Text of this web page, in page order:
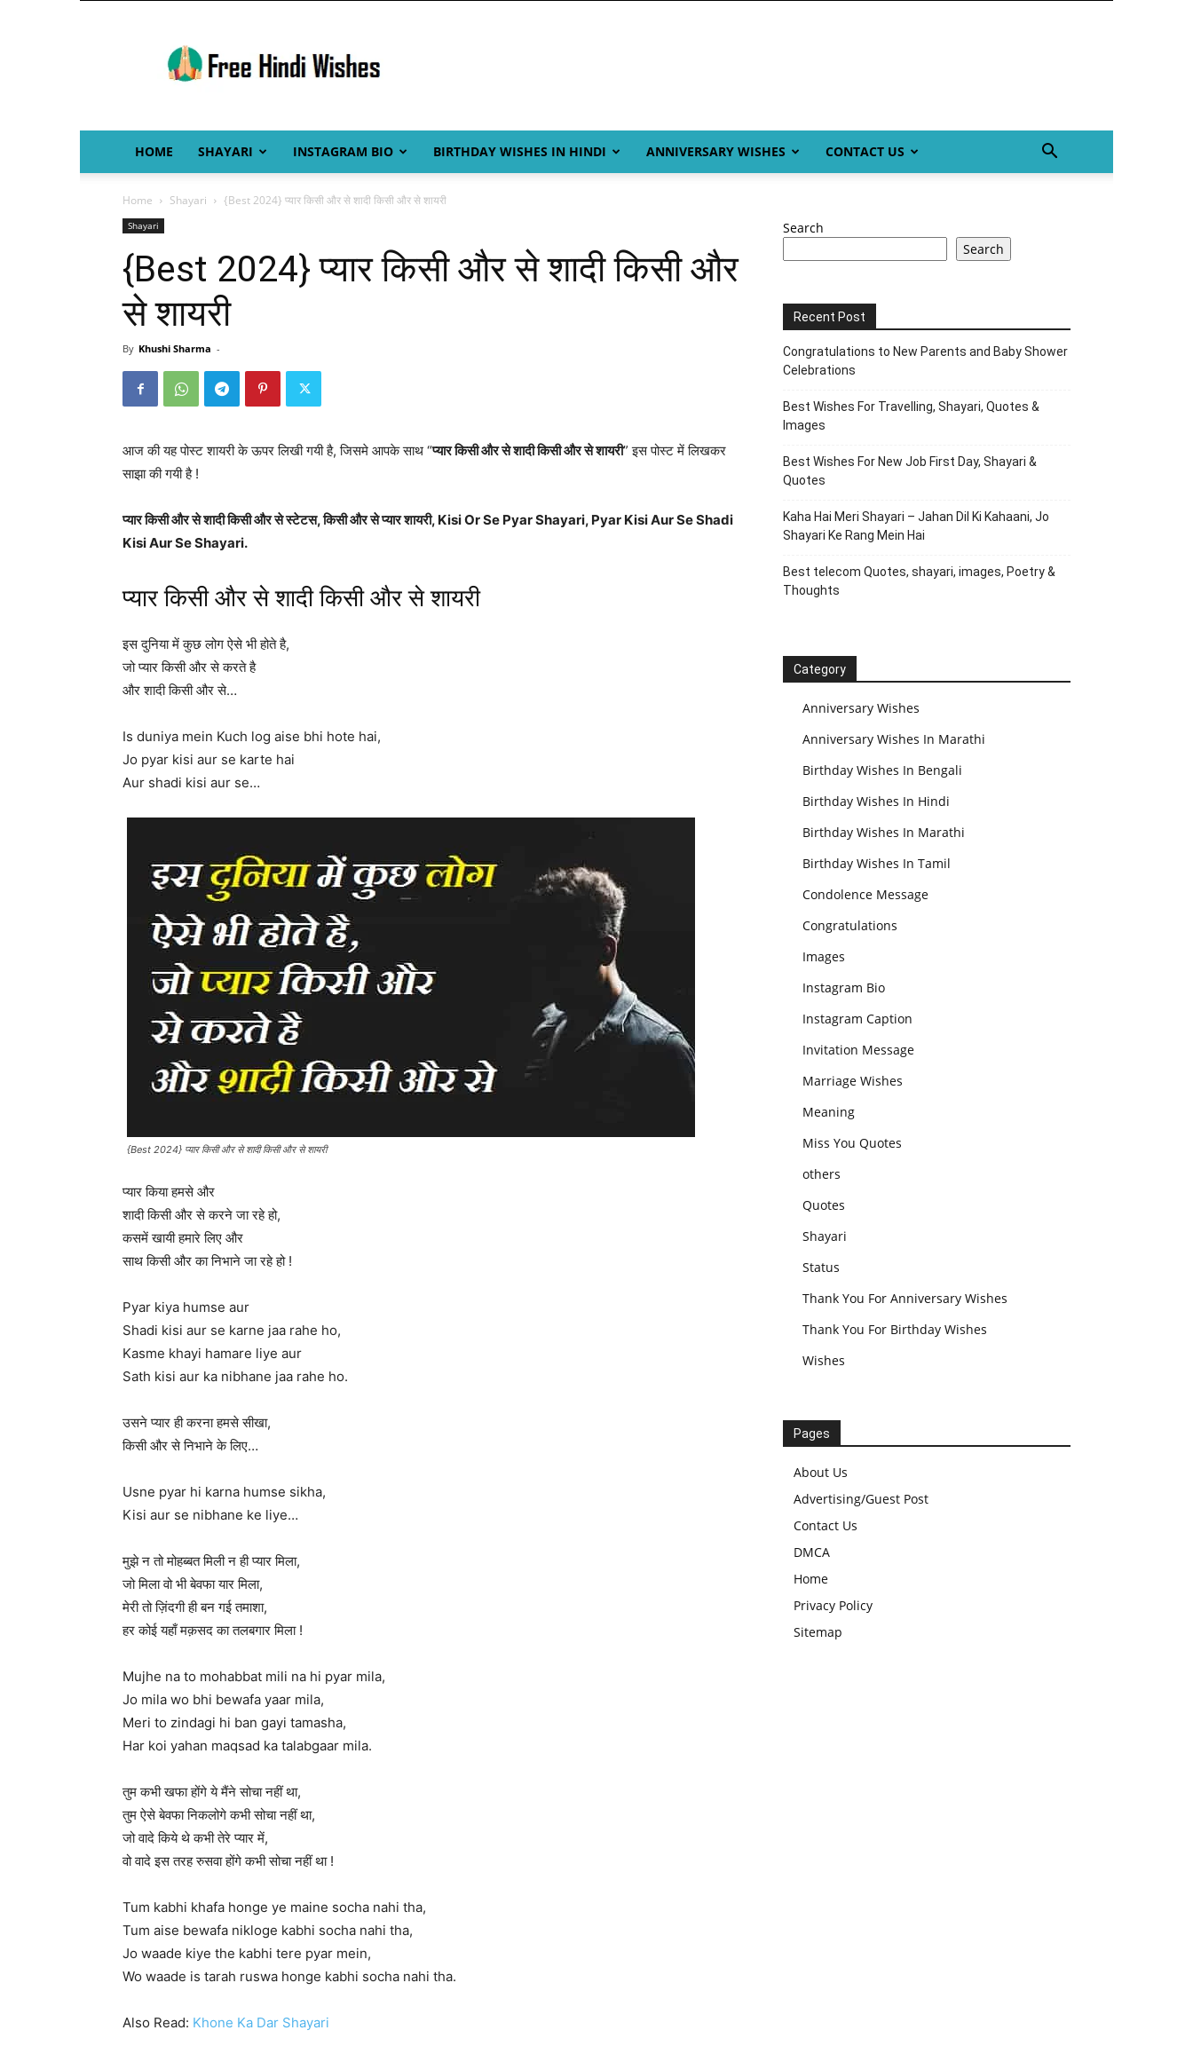
Hindi
Wishes
HOME SHAYARI INSTAGRAM BIO BIRTHDAY WISHES IN HINDI ANNIVERSARY WISHES CONTACT US
Home Shayari {Best 2024} प्यार किसी और से शादी किसी और से शायरी
Shayari
{Best 2024} प्यार किसी और से शादी किसी और
से शायरी
By Khushi Sharma -
आज की यह पोस्ट शायरी के ऊपर लिखी गयी है, जिसमे आपके साथ “प्यार किसी और से शादी किसी और से शायरी” इस पोस्ट में लिखकर
साझा की गयी है !
प्यार किसी और से शादी किसी और से स्टेटस, किसी और से प्यार शायरी, Kisi Or Se Pyar Shayari, Pyar Kisi Aur Se Shadi
Kisi Aur Se Shayari.
प्यार किसी और से शादी किसी और से शायरी
इस दुनिया में कुछ लोग ऐसे भी होते है,
जो प्यार किसी और से करते है
और शादी किसी और से…
Is duniya mein Kuch log aise bhi hote hai,
Jo pyar kisi aur se karte hai
Aur shadi kisi aur se…
{Best 2024} प्यार किसी और से शादी किसी और से शायरी
प्यार किया हमसे और
शादी किसी और से करने जा रहे हो,
कसमें खायी हमारे लिए और
साथ किसी और का निभाने जा रहे हो !
Pyar kiya humse aur
Shadi kisi aur se karne jaa rahe ho,
Kasme khayi hamare liye aur
Sath kisi aur ka nibhane jaa rahe ho.
उसने प्यार ही करना हमसे सीखा,
किसी और से निभाने के लिए…
Usne pyar hi karna humse sikha,
Kisi aur se nibhane ke liye…
मुझे न तो मोहब्बत मिली न ही प्यार मिला,
जो मिला वो भी बेवफा यार मिला,
मेरी तो ज़िंदगी ही बन गई तमाशा,
हर कोई यहाँ मक़सद का तलबगार मिला !
Mujhe na to mohabbat mili na hi pyar mila,
Jo mila wo bhi bewafa yaar mila,
Meri to zindagi hi ban gayi tamasha,
Har koi yahan maqsad ka talabgaar mila.
तुम कभी खफा होंगे ये मैंने सोचा नहीं था,
तुम ऐसे बेवफा निकलोगे कभी सोचा नहीं था,
जो वादे किये थे कभी तेरे प्यार में,
वो वादे इस तरह रुसवा होंगे कभी सोचा नहीं था !
Tum kabhi khafa honge ye maine socha nahi tha,
Tum aise bewafa nikloge kabhi socha nahi tha,
Jo waade kiye the kabhi tere pyar mein,
Wo waade is tarah ruswa honge kabhi socha nahi tha.
Also Read: Khone Ka Dar Shayari
Search
Search
Recent Post
Congratulations to New Parents and Baby Shower
Celebrations
Best Wishes For Travelling, Shayari, Quotes &
Images
Best Wishes For New Job First Day, Shayari &
Quotes
Kaha Hai Meri Shayari – Jahan Dil Ki Kahaani, Jo
Shayari Ke Rang Mein Hai
Best telecom Quotes, shayari, images, Poetry &
Thoughts
Category
Anniversary Wishes
Anniversary Wishes In Marathi
Birthday Wishes In Bengali
Birthday Wishes In Hindi
Birthday Wishes In Marathi
Birthday Wishes In Tamil
Condolence Message
Congratulations
Images
Instagram Bio
Instagram Caption
Invitation Message
Marriage Wishes
Meaning
Miss You Quotes
others
Quotes
Shayari
Status
Thank You For Anniversary Wishes
Thank You For Birthday Wishes
Wishes
Pages
About Us
Advertising/Guest Post
Contact Us
DMCA
Home
Privacy Policy
Sitemap